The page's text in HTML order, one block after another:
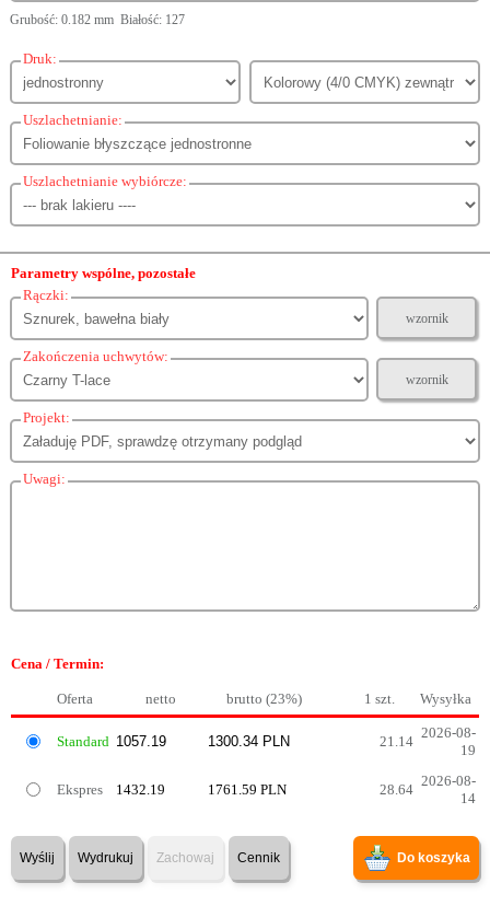
Grubość: 0.182 mm Białość: 127
Druk:
Uszlachetnianie:
Uszlachetnianie wybiórcze:
Parametry wspólne, pozostałe
Rączki:
wzornik
Zakończenia uchwytów:
wzornik
Projekt:
Uwagi:
Cena / Termin:
Oferta netto brutto (23%) 1 szt. Wysyłka
Standard 21.14
2026-08-
19
Ekspres 1432.19 1761.59 PLN 28.64
2026-08-
14
Wyślij Wydrukuj Zachowaj Cennik Do koszyka